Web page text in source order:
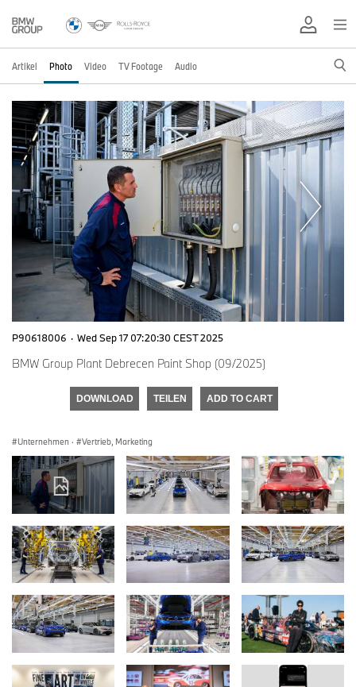
Artikel Photo Video TV Footage Audio
P90618006 · Wed Sep 17 07:20:30 CEST 2025
BMW Group Plant Debrecen Paint Shop (09/2025)
DOWNLOAD TEILEN ADD TO CART
Unternehmen · Vertrieb, Marketing